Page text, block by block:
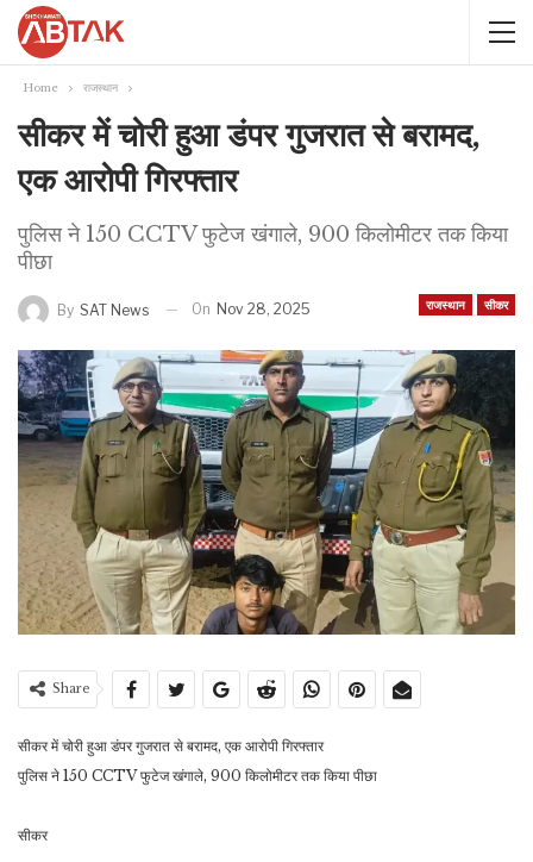
Home राजस्थान
सीकर में चोरी हुआ डंपर गुजरात से बरामद,
एक आरोपी गिरफ्तार
पुलिस ने 150 CCTV फुटेज खंगाले, 900 किलोमीटर तक किया
पीछा
राजस्थान सीकर
By SAT News On Nov 28, 2025
Share
सीकर में चोरी हुआ डंपर गुजरात से बरामद, एक आरोपी गिरफ्तार
पुलिस ने 150 CCTV फुटेज खंगाले, 900 किलोमीटर तक किया पीछा
सीकर